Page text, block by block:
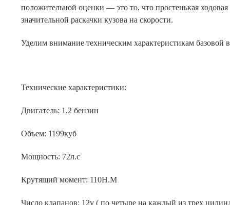
положительной оценки — это то, что простенькая ходовая
значительной раскачки кузова на скорости.
Уделим внимание техническим характеристикам базовой
Технические характеристики:
Двигатель: 1.2 бензин
Объем: 1199куб
Мощность: 72л.с
Крутящий момент: 110Н.М
Число клапанов: 12v ( по четыре на каждый из трех